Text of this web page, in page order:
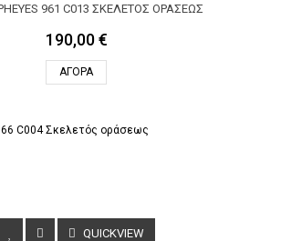
961 C013 ΣΚΕΛΕΤΌΣ ΟΡΆΣΕΩΣ
190,00 €
ΑΓΟΡΆ
QUICKVIEW